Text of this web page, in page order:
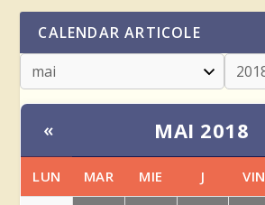
CALENDAR ARTICOLE
« MAI 2018
LUN MAR MIE J VIN